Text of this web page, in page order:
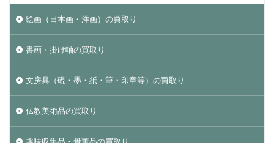
絵画（日本画・洋画）の買取り
書画・掛け軸の買取り
文房具（硯・墨・紙・筆・印章等）の買取り
仏教美術品の買取り